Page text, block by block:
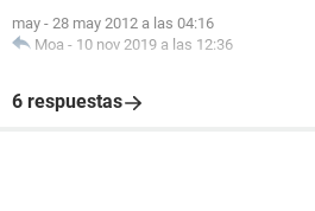
may - 28 may 2012 a las 04:16
Moa - 10 nov 2019 a las 12:36
6 respuestas